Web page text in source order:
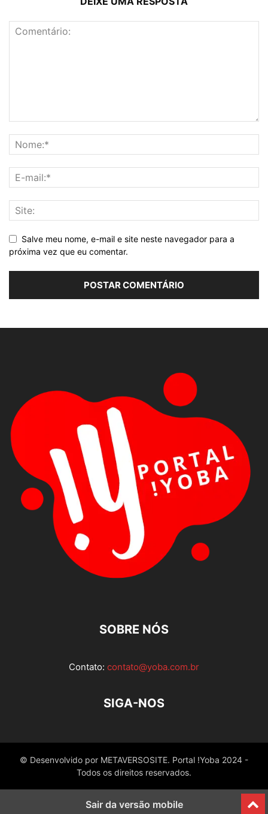
Salve meu nome, e-mail e site neste navegador para a
próxima vez que eu comentar.
SOBRE NÓS
Contato: contato@yoba.com.br
SIGA-NOS
© Desenvolvido por METAVERSOSITE. Portal !Yoba 2024 -
Todos os direitos reservados.
Sair da versão mobile